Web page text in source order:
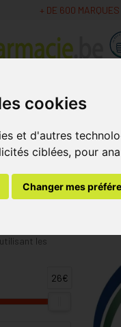
cookies
et d'autres
ciblées, pour
Changer mes
+ DE 600 MARQUES
Parapharmacie -
les
26€